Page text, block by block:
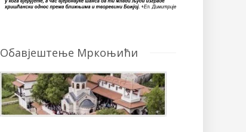
Обавјештење Мркоњићи